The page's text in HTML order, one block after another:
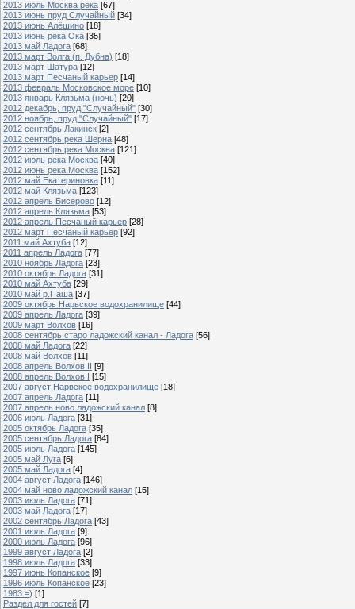
2013 июль Москва река [67]
2013 июнь пруд Случайный [34]
2013 июнь Алёшино [18]
2013 июнь река Ока [35]
2013 май Ладога [68]
2013 март Волга (п. Дубна) [18]
2013 март Шатура [12]
2013 март Песчаный карьер [14]
2013 февраль Московское море [10]
2013 январь Клязьма (ночь) [20]
2012 декабрь, пруд "Случайный" [30]
2012 ноябрь, пруд "Случайный" [17]
2012 сентябрь Лакинск [2]
2012 сентябрь река Шерна [48]
2012 сентябрь река Москва [121]
2012 июль река Москва [40]
2012 июнь река Москва [152]
2012 май Екатериновка [11]
2012 май Клязьма [123]
2012 апрель Бисерово [12]
2012 апрель Клязьма [53]
2012 апрель Песчаный карьер [28]
2012 март Песчаный карьер [92]
2011 май Ахтуба [12]
2011 апрель Ладога [77]
2010 ноябрь Ладога [23]
2010 октябрь Ладога [31]
2010 май Ахтуба [29]
2010 май р.Паша [37]
2009 октябрь Нарвское водохранилище [44]
2009 апрель Ладога [39]
2009 март Волхов [16]
2008 сентябрь старо ладожский канал - Ладога [56]
2008 май Ладога [22]
2008 май Волхов [11]
2008 апрель Волхов II [9]
2008 апрель Волхов I [15]
2007 август Нарвское водохранилище [18]
2007 апрель Ладога [11]
2007 апрель ново ладожский канал [8]
2006 июль Ладога [31]
2005 октябрь Ладога [35]
2005 сентябрь Ладога [84]
2005 июль Ладога [145]
2005 май Луга [6]
2005 май Ладога [4]
2004 август Ладога [146]
2004 май ново ладожский канал [15]
2003 июль Ладога [71]
2003 май Ладога [17]
2002 сентябрь Ладога [43]
2001 июль Ладога [9]
2000 июль Ладога [96]
1999 август Ладога [2]
1998 июль Ладога [33]
1997 июнь Копанское [9]
1996 июль Копанское [23]
1983 =) [1]
Раздел для гостей [7]